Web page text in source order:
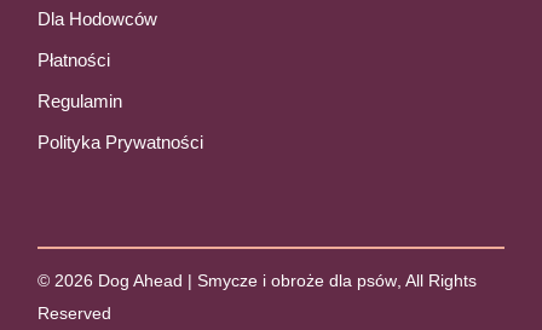
Dla Hodowców
Płatności
Regulamin
Polityka Prywatności
© 2026 Dog Ahead | Smycze i obroże dla psów, All Rights
Reserved